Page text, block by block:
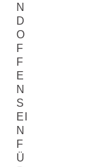
N
D
O
F
F
E
N
S
EI
N
F
Ü